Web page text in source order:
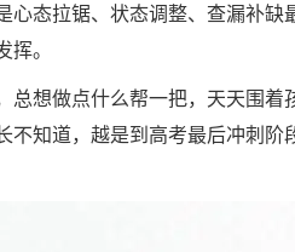
心态拉锯、状态调整、查漏补缺
。
总想做点什么帮一把，天天围着
不知道，越是到高考最后冲刺阶